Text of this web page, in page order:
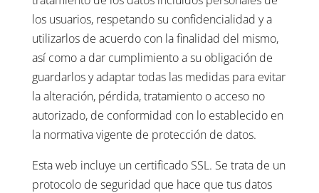
los usuarios, respetando su confidencialidad y a
utilizarlos de acuerdo con la finalidad del mismo,
así como a dar cumplimiento a su obligación de
guardarlos y adaptar todas las medidas para evitar
la alteración, pérdida, tratamiento o acceso no
autorizado, de conformidad con lo establecido en
la normativa vigente de protección de datos.
Esta web incluye un certificado SSL. Se trata de un
protocolo de seguridad que hace que tus datos